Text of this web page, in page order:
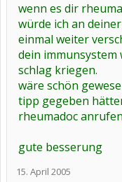
wenn es dir
würde ich an
einmal weiter
dein
schlag kriegen.
wäre schön
tipp gegeben
rheumadoc
gute besserung
15. April 2005